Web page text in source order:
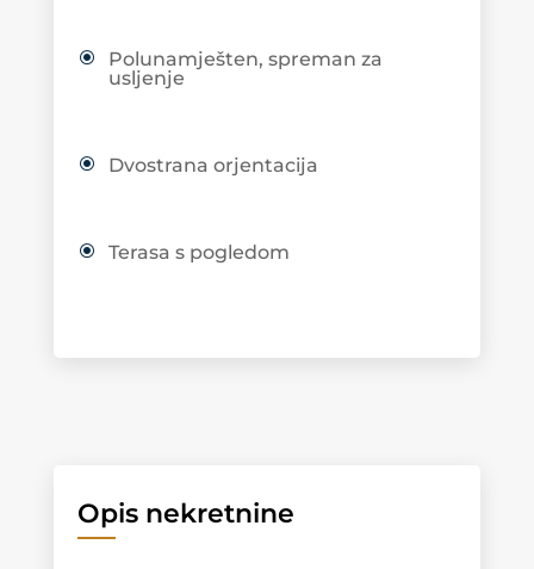
Polunamješten, spreman za
usljenje
Dvostrana orjentacija
Terasa s pogledom
Opis nekretnine